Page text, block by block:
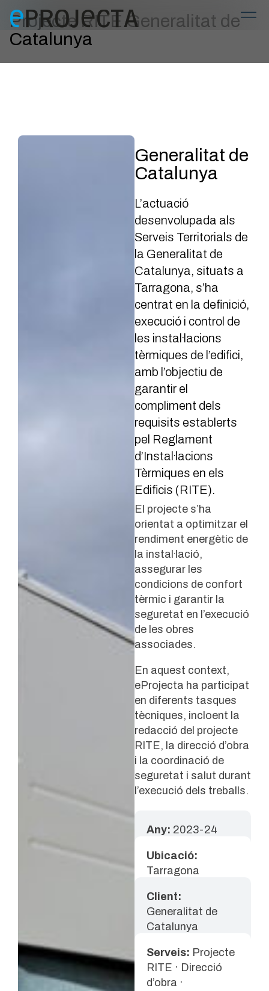
Projecte RITE Generalitat de
Catalunya
Generalitat de
Catalunya
L’actuació
desenvolupada als
Serveis Territorials de
la Generalitat de
Catalunya, situats a
Tarragona, s’ha
centrat en la definició,
execució i control de
les instal·lacions
tèrmiques de l’edifici,
amb l’objectiu de
garantir el
compliment dels
requisits establerts
pel Reglament
d’Instal·lacions
Tèrmiques en els
Edificis (RITE).
El projecte s’ha
orientat a optimitzar el
rendiment energètic de
la instal·lació,
assegurar les
condicions de confort
tèrmic i garantir la
seguretat en l’execució
de les obres
associades.
En aquest context,
eProjecta ha participat
en diferents tasques
tècniques, incloent la
redacció del projecte
RITE, la direcció d’obra
i la coordinació de
seguretat i salut durant
l’execució dels treballs.
Any: 2023-24
Ubicació:
Tarragona
Client:
Generalitat de
Catalunya
Serveis: Projecte
RITE · Direcció
d’obra ·